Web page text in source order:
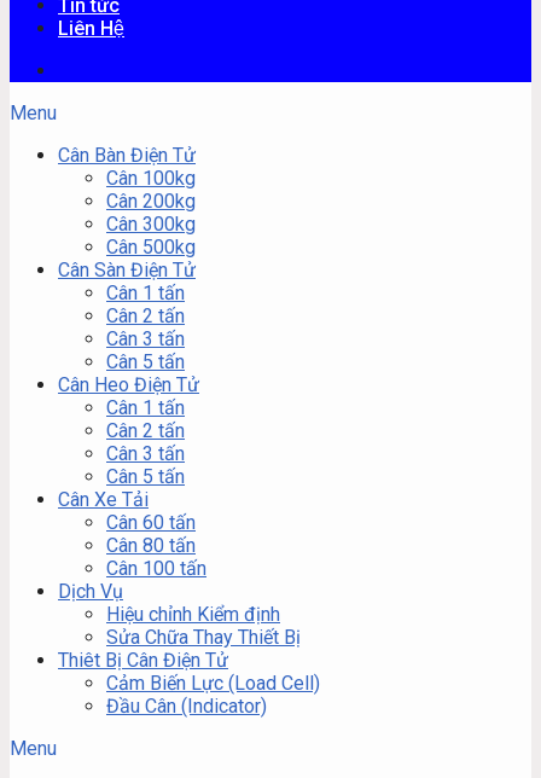
Tin tức
Liên Hệ
Menu
Cân Bàn Điện Tử
Cân 100kg
Cân 200kg
Cân 300kg
Cân 500kg
Cân Sàn Điện Tử
Cân 1 tấn
Cân 2 tấn
Cân 3 tấn
Cân 5 tấn
Cân Heo Điện Tử
Cân 1 tấn
Cân 2 tấn
Cân 3 tấn
Cân 5 tấn
Cân Xe Tải
Cân 60 tấn
Cân 80 tấn
Cân 100 tấn
Dịch Vụ
Hiệu chỉnh Kiểm định
Sửa Chữa Thay Thiết Bị
Thiêt Bị Cân Điện Tử
Cảm Biến Lực (Load Cell)
Đầu Cân (Indicator)
Menu